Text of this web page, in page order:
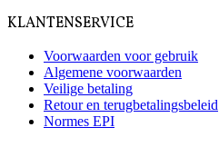
KLANTENSERVICE
Voorwaarden voor gebruik
Algemene voorwaarden
Veilige betaling
Retour en terugbetalingsbeleid
Normes EPI